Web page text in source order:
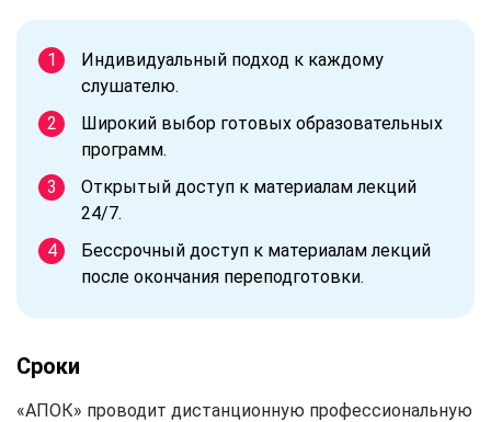
Индивидуальный подход к каждому
слушателю.
Широкий выбор готовых образовательных
программ.
Открытый доступ к материалам лекций
24/7.
Бессрочный доступ к материалам лекций
после окончания переподготовки.
Сроки
«АПОК» проводит дистанционную профессиональную